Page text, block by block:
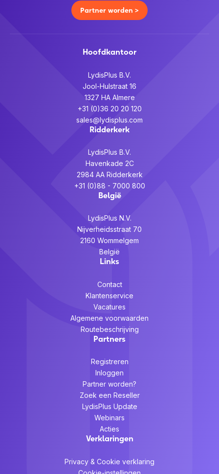
Partner worden >
Hoofdkantoor
LydisPlus B.V.
Jool-Hulstraat 16
1327 HA Almere
+31 (0)36 20 20 120
sales@lydisplus.com
Ridderkerk
LydisPlus B.V.
Havenkade 2C
2984 AA Ridderkerk
+31 (0)88 - 7000 800
België
LydisPlus N.V.
Nijverheidsstraat 70
2160 Wommelgem
België
Links
Contact
Klantenservice
Vacatures
Algemene voorwaarden
Routebeschrijving
Partners
Registreren
Inloggen
Partner worden?
Zoek een Reseller
LydisPlus Update
Webinars
Acties
Verklaringen
Privacy & Cookie verklaring